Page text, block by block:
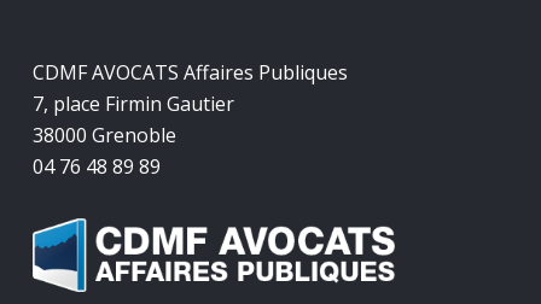
CDMF AVOCATS Affaires Publiques
7, place Firmin Gautier
38000 Grenoble
04 76 48 89 89